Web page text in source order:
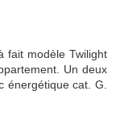
fait modèle Twilight
Un deux
énergétique cat. G.